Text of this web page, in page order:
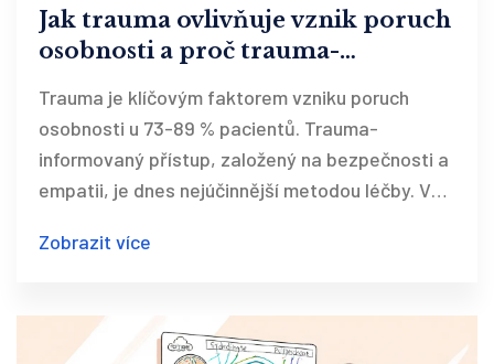
Jak trauma ovlivňuje vznik poruch
osobnosti a proč trauma-
Trauma je klíčovým faktorem vzniku poruch
osobnosti u 73-89 % pacientů. Trauma-
informovaný přístup, založený na bezpečnosti a
empatii, je dnes nejúčinnější metodou léčby. V
terapeuté a finanční podpora.
Zobrazit více